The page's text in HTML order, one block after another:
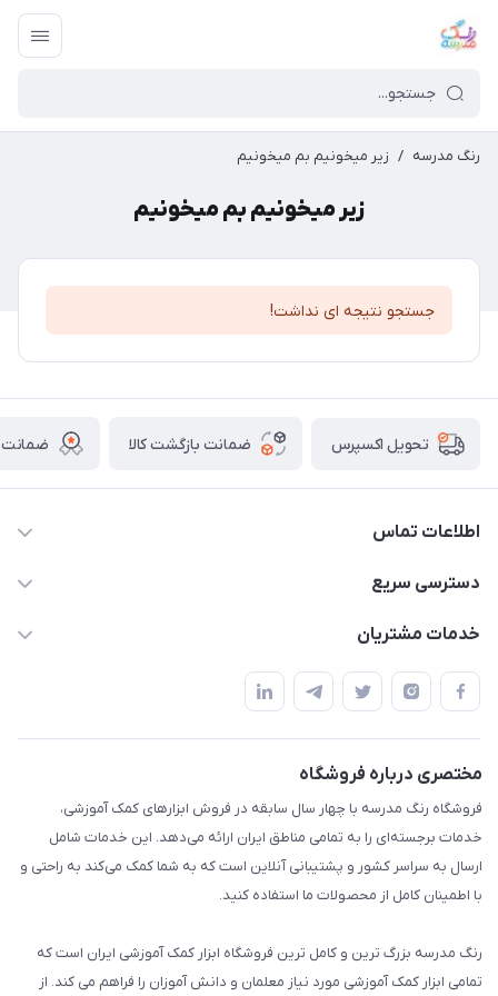
رنگ مدرسه / زیر میخونیم بم میخونیم
زیر میخونیم بم میخونیم
جستجو نتیجه ای نداشت!
تحویل اکسپرس ضمانت بازگشت کالا ضمانت
اطلاعات تماس
02136781755
دسترسی سریع
پلنر و دفتر
استایل معلم و دانش آموز
بازی و نمایش
تزئین کلاس
طرح های تشویقی
گیفت ها و جوایز
سایر محصولات
خدمات مشتریان
قوانین و مقررات
حریم خصوصی
مختصری درباره فروشگاه
فروشگاه رنگ مدرسه با چهار سال سابقه در فروش ابزارهای کمک آموزشی،
خدمات برجسته‌ای را به تمامی مناطق ایران ارائه می‌دهد. این خدمات شامل
ارسال به سراسر کشور و پشتیبانی آنلاین است که به شما کمک می‌کند به راحتی و
با اطمینان کامل از محصولات ما استفاده کنید.
رنگ مدرسه بزرگ ترین و کامل ترین فروشگاه ابزار کمک آموزشی ایران است که
تمامی ابزار کمک آموزشی مورد نیاز معلمان و دانش آموزان را فراهم می کند. از